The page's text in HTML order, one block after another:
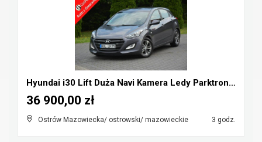
Hyundai i30 Lift Duża Navi Kamera Ledy Parktronic ...
Ostrów Mazowiecka/ ostrowski/ mazowieckie 3 godz.
36 900,00 zł